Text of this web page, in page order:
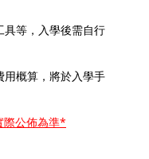
具等，入學後需自行
用概算，將於入學手
際公佈為準*